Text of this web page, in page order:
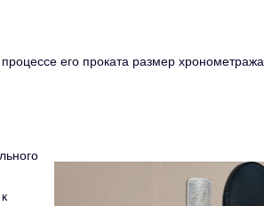
его проката размер хронометража